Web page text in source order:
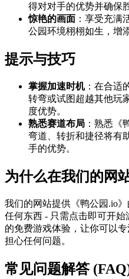
得对对手的优势并确保
惊艳的画面 ：享受充满
公园环境栩栩如生，增
提示与技巧
掌握加速时机：在合适
转弯或试图超越其他玩
度优势。
熟悉赛道布局 ：熟悉《
弯道、转折和捷径将有
手的优势。
为什么在我们的网
我们的网站提供《鸭公园.io
任何东西 - 只需点击即可开
的免费游戏体验，让你可以
担心任何问题。
常见问题解答